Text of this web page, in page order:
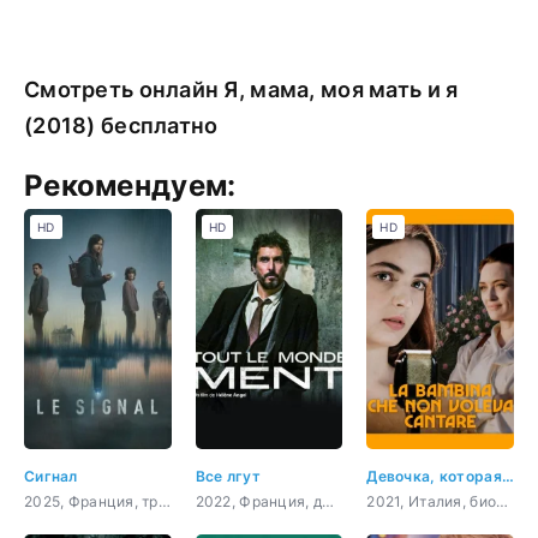
Смотреть онлайн Я, мама, моя мать и я
(2018) бесплатно
Рекомендуем:
Сигнал
2025, Франция, триллер
HD
Все лгут
2022, Франция, драма, криминал
HD
Девочка, которая не хотела петь
2021, Италия, биография
HD